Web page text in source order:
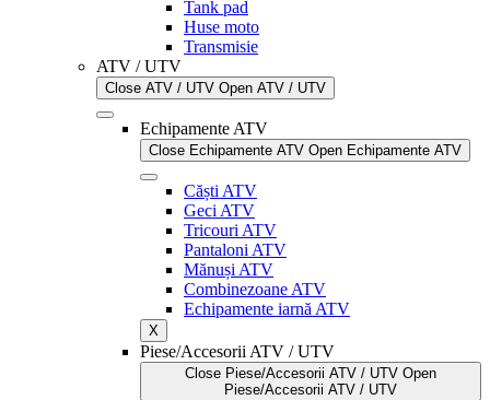
Tank pad
Huse moto
Transmisie
ATV / UTV
Close ATV / UTV Open ATV / UTV
Echipamente ATV
Close Echipamente ATV Open Echipamente ATV
Căști ATV
Geci ATV
Tricouri ATV
Pantaloni ATV
Mănuși ATV
Combinezoane ATV
Echipamente iarnă ATV
X
Piese/Accesorii ATV / UTV
Close Piese/Accesorii ATV / UTV Open
Piese/Accesorii ATV / UTV